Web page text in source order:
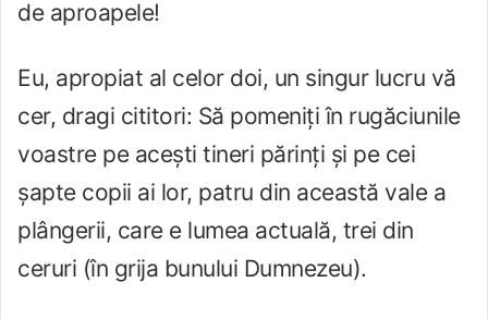
de aproapele!
Eu, apropiat al celor doi, un singur lucru vă
cer, dragi cititori: Să pomeniți în rugăciunile
voastre pe acești tineri părinți și pe cei
șapte copii ai lor, patru din această vale a
plângerii, care e lumea actuală, trei din
ceruri (în grija bunului Dumnezeu).